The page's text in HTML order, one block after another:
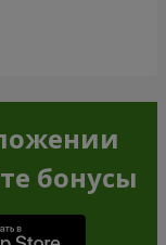
бонусы